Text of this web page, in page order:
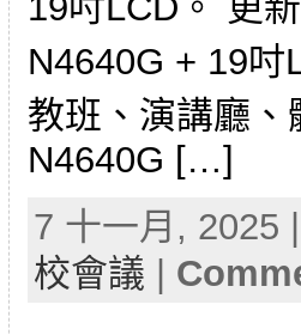
N4640G + 19
教班、演講廳
N4640G […]
7 十一月, 2025
校會議